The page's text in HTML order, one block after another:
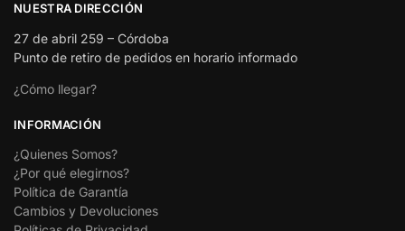
NUESTRA DIRECCIÓN
27 de abril 259 – Córdoba
Punto de retiro de pedidos en horario informado
¿Cómo llegar?
INFORMACIÓN
¿Quienes Somos?
¿Por qué elegirnos?
Política de Garantía
Cambios y Devoluciones